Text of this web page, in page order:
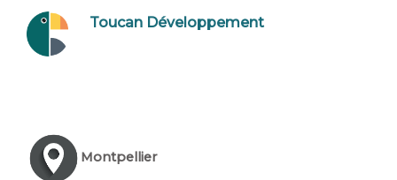
Toucan Développement
Montpellier